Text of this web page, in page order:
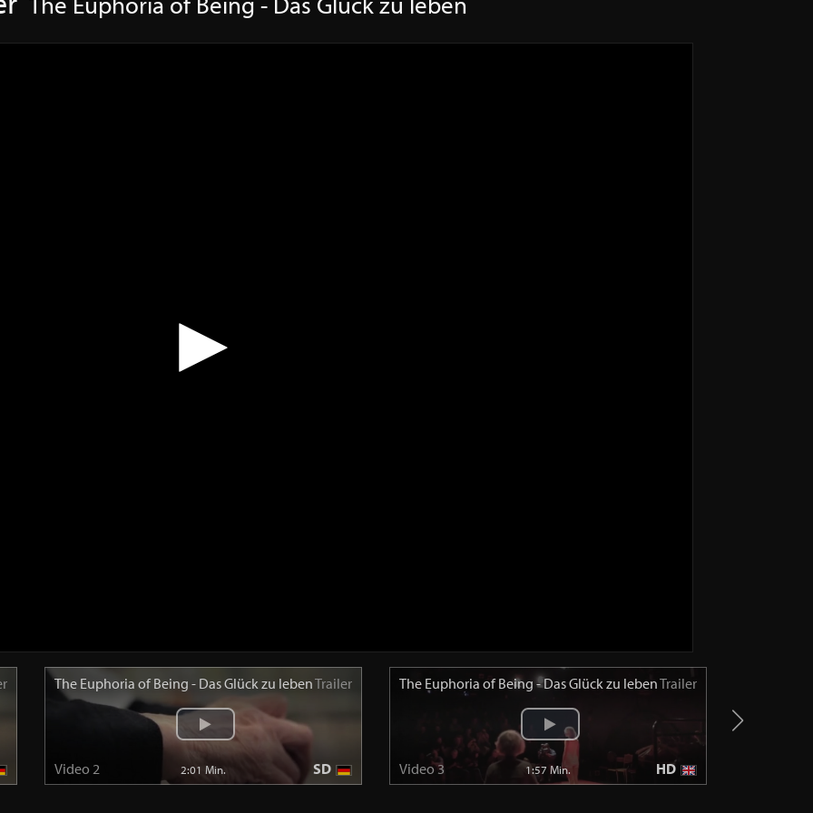
The Euphoria of Being - Das Glück zu lebenTrailer
Video 2 2:01 Min. SD
The Euphoria of Being - Das Glück zu lebenTrailer
Video 3 1:57 Min. HD